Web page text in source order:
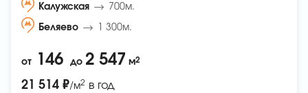
Калужская 700м.
Беляево 1 300м.
от 146 до 2 547 м2
21 514 ₽/м2 в год